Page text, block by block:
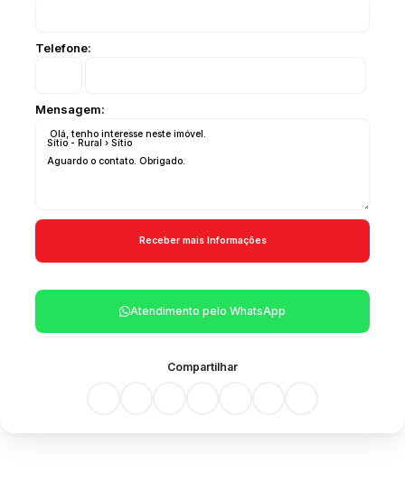
Telefone:
Mensagem:
Atendimento pelo WhatsApp
Compartilhar